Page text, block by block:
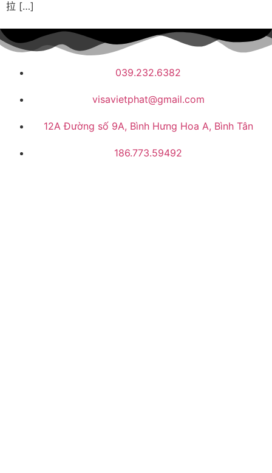
拉 […]
039.232.6382
visavietphat@gmail.com
12A Đường số 9A, Bình Hưng Hoa A, Bình Tân
186.773.59492